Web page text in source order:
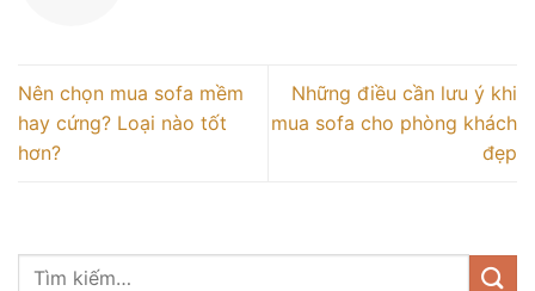
Nên chọn mua sofa mềm
hay cứng? Loại nào tốt
hơn?
Những điều cần lưu ý khi
mua sofa cho phòng khách
đẹp